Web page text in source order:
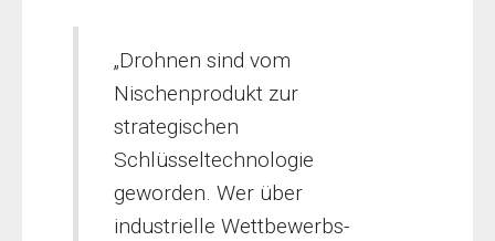
„Drohnen sind vom
Nischenprodukt zur
strategischen
Schlüsseltechnologie
geworden. Wer über
industrielle Wettbewerbs-